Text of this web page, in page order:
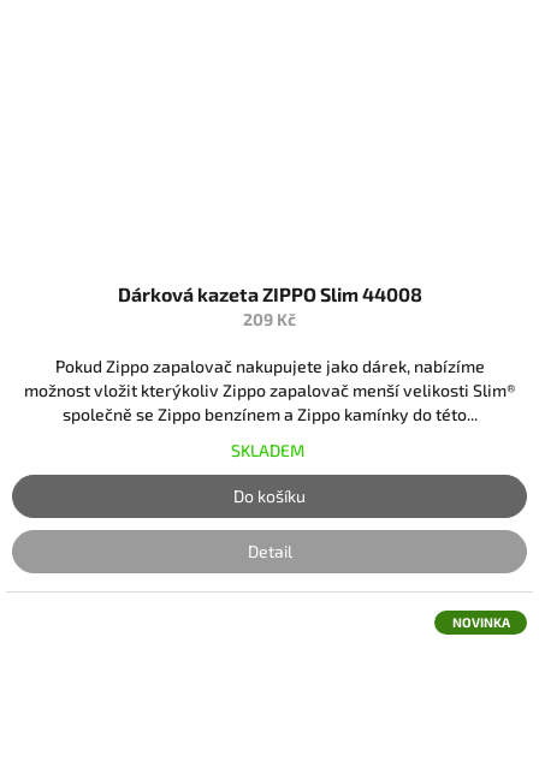
Dárková kazeta ZIPPO Slim 44008
209 Kč
Pokud Zippo zapalovač nakupujete jako dárek, nabízíme
možnost vložit kterýkoliv Zippo zapalovač menší velikosti Slim®
společně se Zippo benzínem a Zippo kamínky do této...
SKLADEM
Do košíku
Detail
NOVINKA